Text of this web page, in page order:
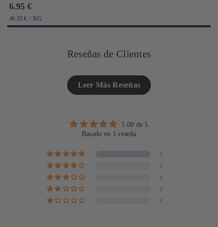
Prix
habituel
6.95 €
PRIX
UNITAIRE
46.33 € / PAR
KG
Reseñas de Clientes
Leer Más Reseñas
5.00 de 5
Basado en 1 reseña
1
0
0
0
0